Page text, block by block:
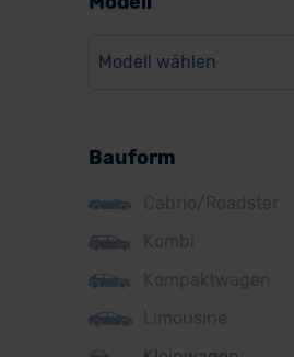
BMW
Citroen
Cupra
DS
Dacia
Fiat
Modell wählen
Bauform
Cabrio/Roadster
Kombi
Kompaktwagen
Limousine